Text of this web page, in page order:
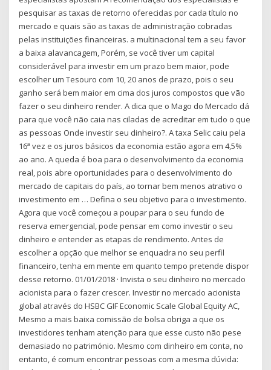
pesquisar as taxas de retorno oferecidas por cada título no
mercado e quais são as taxas de administração cobradas
pelas instituições financeiras. a multinacional tem a seu favor
a baixa alavancagem, Porém, se você tiver um capital
considerável para investir em um prazo bem maior, pode
escolher um Tesouro com 10, 20 anos de prazo, pois o seu
ganho será bem maior em cima dos juros compostos que vão
fazer o seu dinheiro render. A dica que o Mago do Mercado dá
para que você não caia nas ciladas de acreditar em tudo o que
as pessoas Onde investir seu dinheiro?. A taxa Selic caiu pela
16ª vez e os juros básicos da economia estão agora em 4,5%
ao ano. A queda é boa para o desenvolvimento da economia
real, pois abre oportunidades para o desenvolvimento do
mercado de capitais do país, ao tornar bem menos atrativo o
investimento em … Defina o seu objetivo para o investimento.
Agora que você começou a poupar para o seu fundo de
reserva emergencial, pode pensar em como investir o seu
dinheiro e entender as etapas de rendimento. Antes de
escolher a opção que melhor se enquadra no seu perfil
financeiro, tenha em mente em quanto tempo pretende dispor
desse retorno. 01/01/2018 · Invista o seu dinheiro no mercado
acionista para o fazer crescer. Investir no mercado acionista
global através do HSBC GIF Economic Scale Global Equity AC,
Mesmo a mais baixa comissão de bolsa obriga a que os
investidores tenham atenção para que esse custo não pese
demasiado no património. Mesmo com dinheiro em conta, no
entanto, é comum encontrar pessoas com a mesma dúvida: